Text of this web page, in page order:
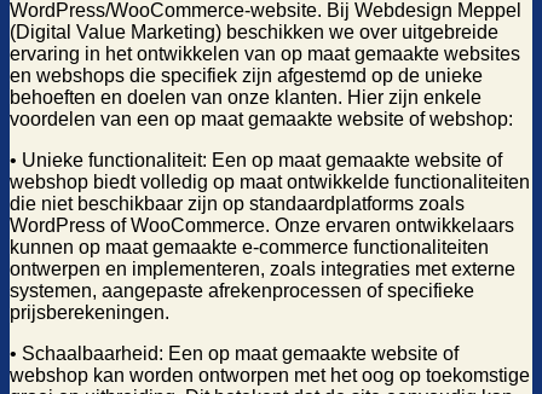
WordPress/WooCommerce-website. Bij Webdesign Meppel
(Digital Value Marketing) beschikken we over uitgebreide
ervaring in het ontwikkelen van op maat gemaakte websites
en webshops die specifiek zijn afgestemd op de unieke
behoeften en doelen van onze klanten. Hier zijn enkele
voordelen van een op maat gemaakte website of webshop:
• Unieke functionaliteit: Een op maat gemaakte website of
webshop biedt volledig op maat ontwikkelde functionaliteiten
die niet beschikbaar zijn op standaardplatforms zoals
WordPress of WooCommerce. Onze ervaren ontwikkelaars
kunnen op maat gemaakte e-commerce functionaliteiten
ontwerpen en implementeren, zoals integraties met externe
systemen, aangepaste afrekenprocessen of specifieke
prijsberekeningen.
• Schaalbaarheid: Een op maat gemaakte website of
webshop kan worden ontworpen met het oog op toekomstige